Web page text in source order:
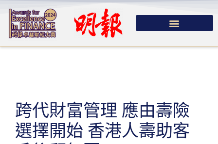
跳
主
跨代財富管理 應由壽險
選擇開始 香港人壽助客